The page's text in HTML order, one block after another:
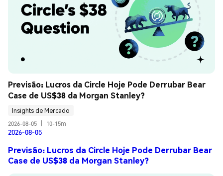
Previsão: Lucros da Circle Hoje Pode Derrubar Bear
Case de US$38 da Morgan Stanley?
Insights de Mercado
2026-08-05
10-15m
2026-08-05
Previsão: Lucros da Circle Hoje Pode Derrubar Bear
Case de US$38 da Morgan Stanley?